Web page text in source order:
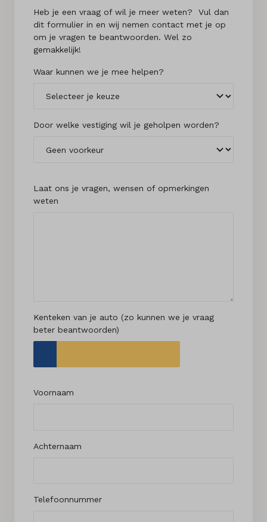
Heb je een vraag of wil je meer weten? Vul dan
dit formulier in en wij nemen contact met je op
om je vragen te beantwoorden. Wel zo
gemakkelijk!
Waar kunnen we je mee helpen?
Door welke vestiging wil je geholpen worden?
Laat ons je vragen, wensen of opmerkingen
weten
Kenteken van je auto (zo kunnen we je vraag
beter beantwoorden)
Voornaam
Achternaam
Telefoonnummer